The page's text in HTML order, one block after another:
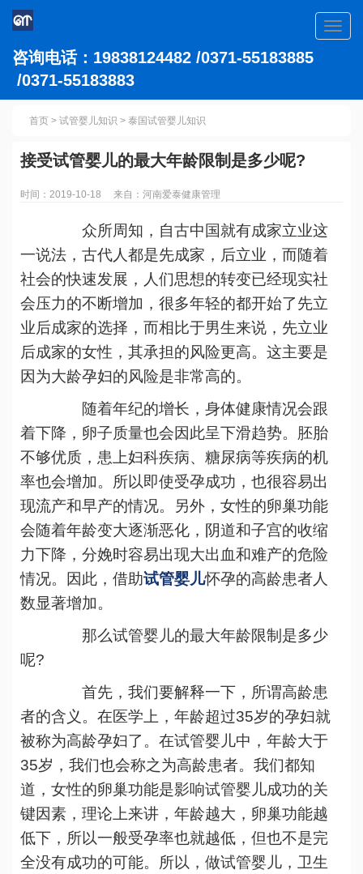
咨询电话：19838124482 /0371-55183885
/0371-55183883
首页 > 试管婴儿知识 > 泰国试管婴儿知识
接受试管婴儿的最大年龄限制是多少呢?
时间：2019-10-18 来自：河南爱泰健康管理
众所周知，自古中国就有成家立业这
一说法，古代人都是先成家，后立业，而随着
社会的快速发展，人们思想的转变已经现实社
会压力的不断增加，很多年轻的都开始了先立
业后成家的选择，而相比于男生来说，先立业
后成家的女性，其承担的风险更高。这主要是
因为大龄孕妇的风险是非常高的。
随着年纪的增长，身体健康情况会跟
着下降，卵子质量也会因此呈下滑趋势。胚胎
不够优质，患上妇科疾病、糖尿病等疾病的机
率也会增加。所以即使受孕成功，也很容易出
现流产和早产的情况。另外，女性的卵巢功能
会随着年龄变大逐渐恶化，阴道和子宫的收缩
力下降，分娩时容易出现大出血和难产的危险
情况。因此，借助试管婴儿怀孕的高龄患者人
数显著增加。
那么试管婴儿的最大年龄限制是多少
呢?
首先，我们要解释一下，所谓高龄患
者的含义。在医学上，年龄超过35岁的孕妇就
被称为高龄孕妇了。在试管婴儿中，年龄大于
35岁，我们也会称之为高龄患者。我们都知
道，女性的卵巢功能是影响试管婴儿成功的关
键因素，理论上来讲，年龄越大，卵巢功能越
低下，所以一般受孕率也就越低，但也不是完
全没有成功的可能。所以，做试管婴儿，卫生